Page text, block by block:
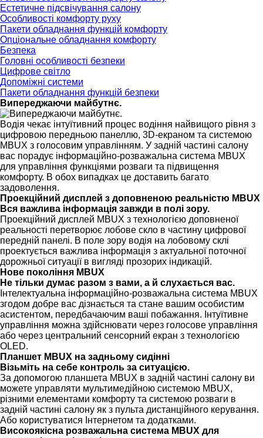
Естетичне підсвічування салону
Особливості комфорту руху
Пакети обладнання функцій комфорту
Опціональне обладнання комфорту
Безпека
Головні особливості безпеки
Цифрове світло
Допоміжні системи
Пакети обладнання функцій безпеки
Випереджаючи майбутнє.
Водія чекає інтуїтивний процес водіння найвищого рівня з
цифровою передньою панеллю, 3D-екраном та системою
MBUX з голосовим управлінням. У задній частині салону
вас порадує інформаційно-розважальна система MBUX
для управління функціями розваги та підвищення
комфорту. В обох випадках це доставить багато
задоволення.
Проекційний дисплей з доповненою реальністю MBUX
Вся важлива інформація завжди в полі зору.
Проекційний дисплей MBUX з технологією доповненої
реальності перетворює лобове скло в частину цифрової
передній панелі. В поле зору водія на лобовому склі
проектується важлива інформація з актуальної поточної
дорожньої ситуації в вигляді прозорих індикацій.
Нове покоління MBUX
Не тільки думає разом з вами, а й слухається вас.
Інтелектуальна інформаційно-розважальна система MBUX
згодом добре вас дізнається та стане вашим особистим
асистентом, передбачаючим ваші побажання. Інтуїтивне
управління можна здійснювати через голосове управління
або через центральний сенсорний екран з технологією
OLED.
Планшет MBUX на задньому сидінні
Візьміть на себе контроль за ситуацією.
За допомогою планшета MBUX в задній частині салону ви
можете управляти мультимедійною системою MBUX,
різними елементами комфорту та системою розваги в
задній частині салону як з пульта дистанційного керування.
Або користуватися Інтернетом та додатками.
Високоякісна розважальна система MBUX для